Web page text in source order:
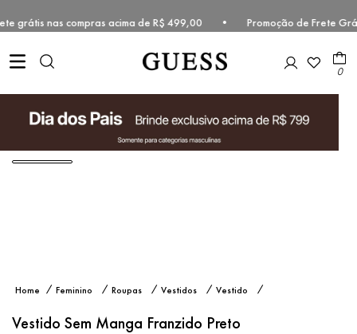
grátis nas compras acima de R$ 499,00 • Promoção de
0
Feminino Roupas Vestidos
Vestido
Vestido Sem Manga Franzido Preto